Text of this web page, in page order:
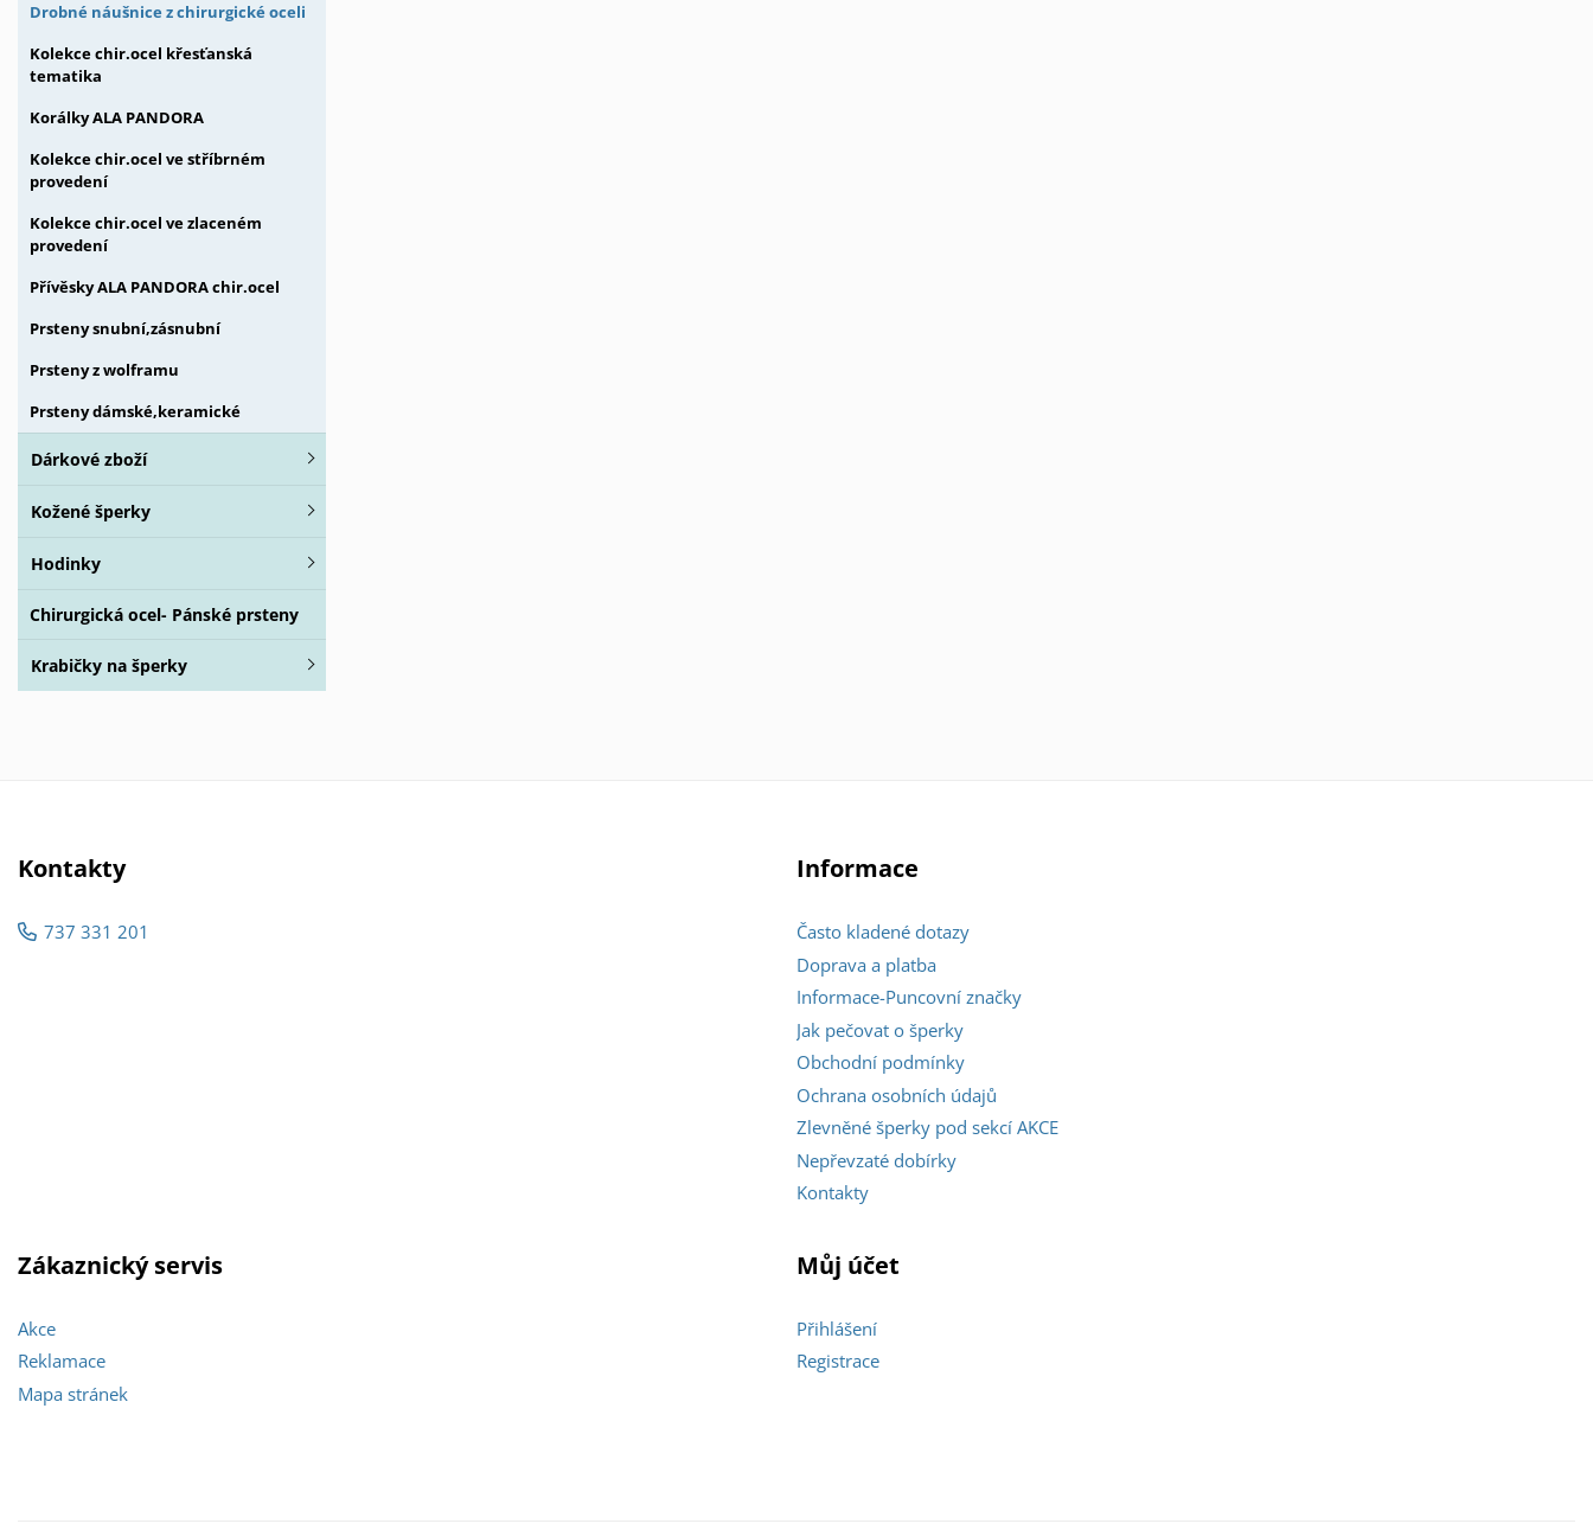
Drobné náušnice z chirurgické oceli
Kolekce chir.ocel křesťanská
tematika
Korálky ALA PANDORA
Kolekce chir.ocel ve stříbrném
provedení
Kolekce chir.ocel ve zlaceném
provedení
Přívěsky ALA PANDORA chir.ocel
Prsteny snubní,zásnubní
Prsteny z wolframu
Prsteny dámské,keramické
Dárkové zboží
Kožené šperky
Hodinky
Chirurgická ocel- Pánské prsteny
Krabičky na šperky
Kontakty
737 331 201
Informace
Často kladené dotazy
Doprava a platba
Informace-Puncovní značky
Jak pečovat o šperky
Obchodní podmínky
Ochrana osobních údajů
Zlevněné šperky pod sekcí AKCE
Nepřevzaté dobírky
Kontakty
Zákaznický servis
Akce
Reklamace
Mapa stránek
Můj účet
Přihlášení
Registrace